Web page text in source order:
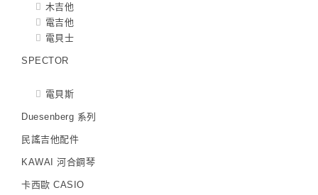
木吉他
電吉他
電貝士
SPECTOR
電貝斯
Duesenberg 系列
民謠吉他配件
KAWAI 河合鋼琴
卡西歐 CASIO